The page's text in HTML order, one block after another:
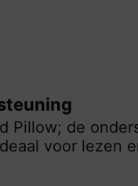
Pillow; de
voor lezen